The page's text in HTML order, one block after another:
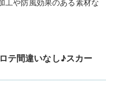
工や防風効果のある素材な
テ間違いなし♪スカー